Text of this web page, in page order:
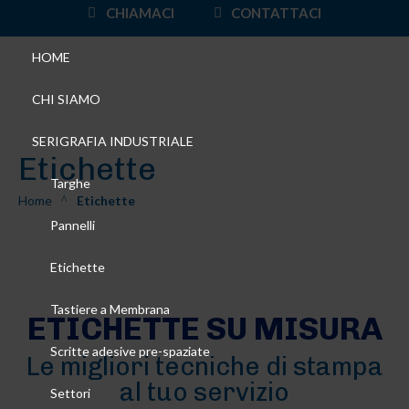
CHIAMACI CONTATTACI
Etichette
Home ^ Etichette
ETICHETTE SU MISURA
Le migliori tecniche di stampa
al tuo servizio
HOME
CHI SIAMO
SERIGRAFIA INDUSTRIALE
Targhe
Pannelli
Etichette
Tastiere a Membrana
Scritte adesive pre-spaziate
Settori